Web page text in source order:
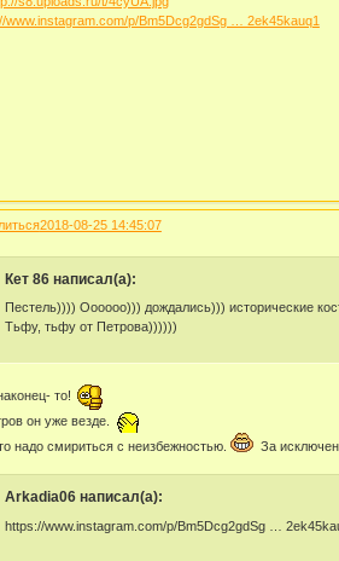
www.instagram.com/p/Bm5Dcg2gdSg … 2ek45kauq1
2018-08-25 14:45:07
Кет 86 написал(а):
Пестель)))) Оооооо))) дождались))) исторические
Тьфу, тьфу от Петрова))))))
то!
он уже везде.
надо смириться с неизбежностью.
За
Arkadia06 написал(а):
https://www.instagram.com/p/Bm5Dcg2gdSg …